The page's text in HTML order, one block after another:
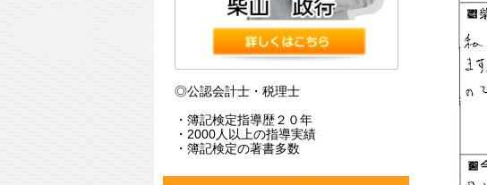
◎公認会計士・税理士
・簿記検定指導歴２０年
・2000人以上の指導実績
・簿記検定の著書多数